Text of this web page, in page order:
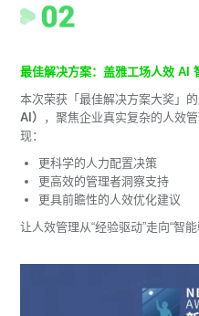
最佳解决方案：盖雅工场人效 AI
本次荣获「最佳解决方案大奖」的
AI）
，聚焦企业真实复杂的人效
现：
更科学的人力配置决策
更高效的管理者洞察支持
更具前瞻性的人效优化建议
让人效管理从“经验驱动”走向“智能